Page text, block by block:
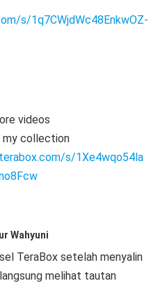
s/1q7CWjdWc48EnkwOZ-
videos
my collection
s/1Xe4wqo54la
Wahyuni
TeraBox setelah menyalin
melihat tautan